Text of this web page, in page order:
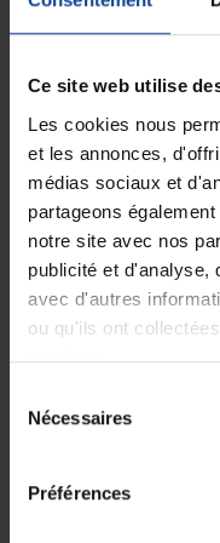
Ce site web utilise
Les cookies nous
et les annonces,
médias sociaux et
partageons
notre site avec nos
publicité et d'analyse,
avec d'autres
ou qu'ils ont
services.
Nécessaires
Préférences
• Étiquette intégrée
• Tendezla sangle
• Tournez
la poignée de
• Verrouillezla poignée à
• Serrezla vis de sûreté.
• Notez l’heure de pose
Conditionnement :
• Dimensions emballées
• Livré en format
l’humidité.
corrosion.